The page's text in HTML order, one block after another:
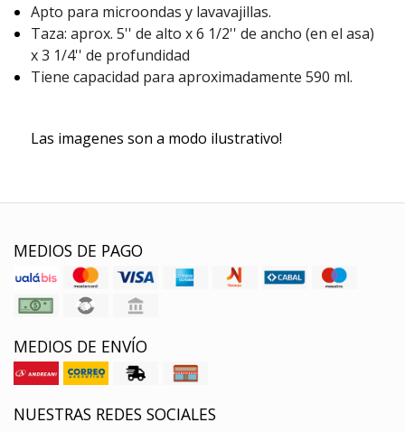
Apto para microondas y lavavajillas.
Taza: aprox. 5'' de alto x 6 1/2'' de ancho (en el asa)
x 3 1/4'' de profundidad
Tiene capacidad para aproximadamente 590 ml.
Las imagenes son a modo ilustrativo!
MEDIOS DE PAGO
MEDIOS DE ENVÍO
NUESTRAS REDES SOCIALES